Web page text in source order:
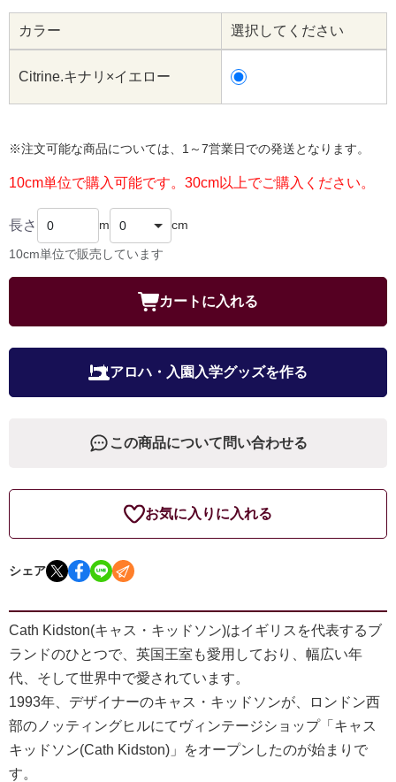
カラー 選択してください
Citrine.キナリ×イエロー
※注文可能な商品については、1～7営業日での発送となります。
10cm単位で購入可能です。30cm以上でご購入ください。
長さ m cm
10cm単位で販売しています
カートに入れる
アロハ・入園入学グッズを作る
この商品について問い合わせる
お気に入りに入れる
シェア
Cath Kidston(キャス・キッドソン)はイギリスを代表するブ
ランドのひとつで、英国王室も愛用しており、幅広い年
代、そして世界中で愛されています。
1993年、デザイナーのキャス・キッドソンが、ロンドン西
部のノッティングヒルにてヴィンテージショップ「キャス
キッドソン(Cath Kidston)」をオープンしたのが始まりで
す。